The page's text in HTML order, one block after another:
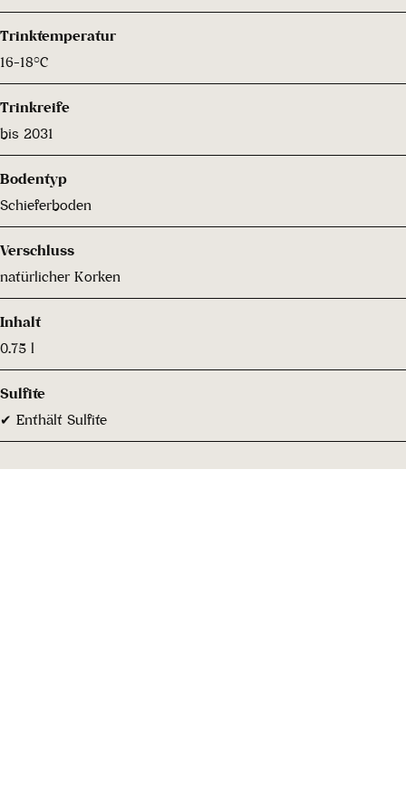
Trinktemperatur
16-18°C
Trinkreife
bis 2031
Bodentyp
Schieferboden
Verschluss
natürlicher Korken
Inhalt
0.75 l
Sulfite
✔ Enthält Sulfite